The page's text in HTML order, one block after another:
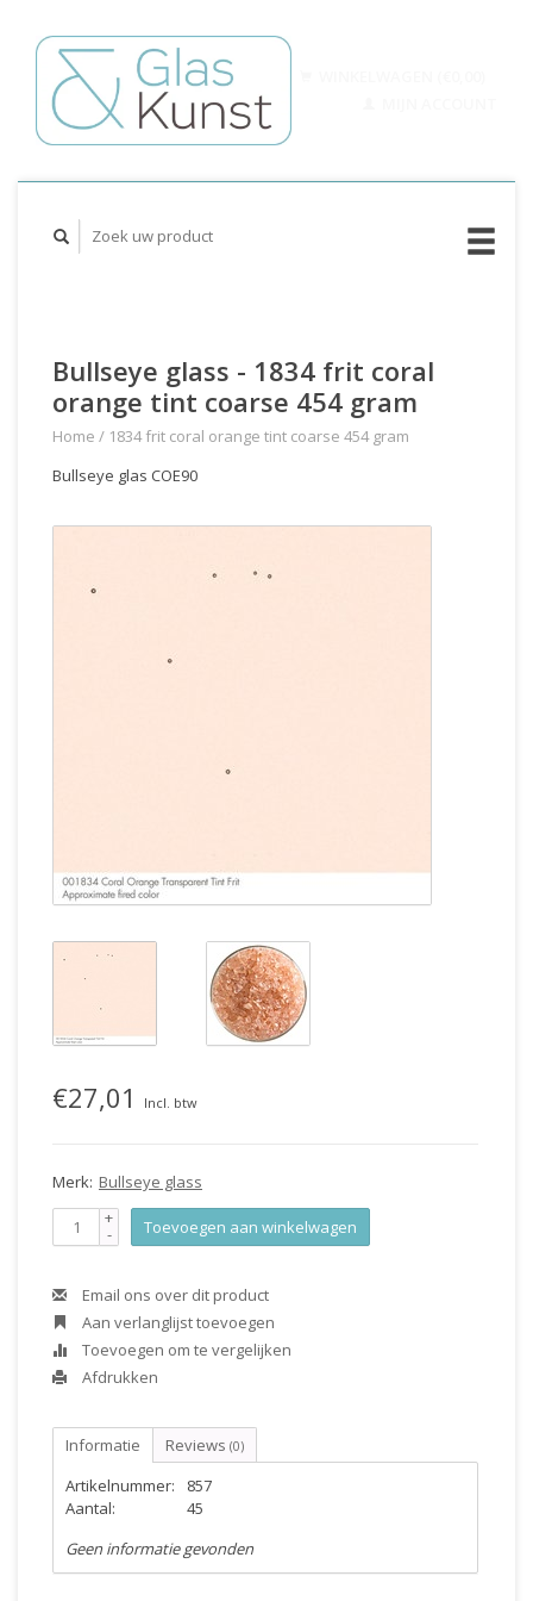
Bullseye glass - 1834 frit coral
orange tint coarse 454 gram
Home / 1834 frit coral orange tint coarse 454 gram
Bullseye glas COE90
€27,01 Incl. btw
Merk: Bullseye glass
+
- Toevoegen aan winkelwagen
Email ons over dit product
Aan verlanglijst toevoegen
Toevoegen om te vergelijken
Afdrukken
Informatie Reviews (0)
Artikelnummer:
857
Aantal:
45
Geen informatie gevonden